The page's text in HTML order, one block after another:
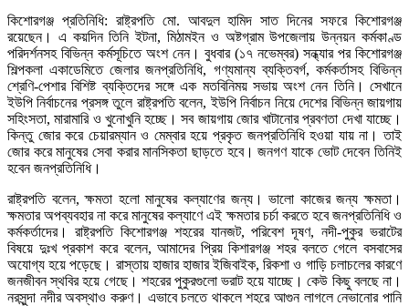
কিশোরগঞ্জ প্রতিনিধি: রাষ্ট্রপতি মো. আবদুল হামিদ সাত দিনের সফরে কিশোরগঞ্জ
রয়েছেন। এ কয়দিন তিনি ইটনা, মিঠামইন ও অষ্টগ্রাম উপজেলায় উন্নয়ন কর্মকাণ্ড
পরিদর্শনসহ বিভিন্ন কর্মসূচিতে অংশ নেন। বুধবার (১৭ নভেম্বর) সন্ধ্যার পর কিশোরগঞ্জ
শিল্পকলা একাডেমিতে জেলার জনপ্রতিনিধি, গণ্যমান্য ব্যক্তিবর্গ, কর্মকর্তাসহ বিভিন্ন
শ্রেণি-পেশার বিশিষ্ট ব্যক্তিদের সঙ্গে এক মতবিনিময় সভায় অংশ নেন তিনি। সেখানে
ইউপি নির্বাচনের প্রসঙ্গ তুলে রাষ্ট্রপতি বলেন, ইউপি নির্বাচন নিয়ে দেশের বিভিন্ন জায়গায়
সহিংসতা, মারামারি ও খুনোখুনি হচ্ছে। সব জায়গায় জোর খাটানোর প্রবণতা দেখা যাচ্ছে।
কিন্তু জোর করে চেয়ারম্যান ও মেম্বার হয়ে প্রকৃত জনপ্রতিনিধি হওয়া যায় না। তাই
জোর করে মানুষের সেবা করার মানসিকতা ছাড়তে হবে। জনগণ যাকে ভোট দেবেন তিনিই
হবেন জনপ্রতিনিধি।
রাষ্ট্রপতি বলেন, ক্ষমতা হলো মানুষের কল্যাণের জন্য। ভালো কাজের জন্য ক্ষমতা।
ক্ষমতার অপব্যবহার না করে মানুষের কল্যাণে এই ক্ষমতার চর্চা করতে হবে জনপ্রতিনিধি ও
কর্মকর্তাদের। রাষ্ট্রপতি কিশোরগঞ্জ শহরের যানজট, পরিবেশ দূষণ, নদী-পুকুর ভরাটের
বিষয়ে দুঃখ প্রকাশ করে বলেন, আমাদের প্রিয় কিশারগঞ্জ শহর বলতে গেলে বসবাসের
অযোগ্য হয়ে পড়েছে। রাস্তায় হাজার হাজার ইজিবাইক, রিকশা ও গাড়ি চলাচলের কারণে
জনজীবন স্থবির হয়ে গেছে। শহরের পুকুরগুলো ভরাট হয়ে যাচ্ছে। কেউ কিছু বলছে না।
নরসুন্দা নদীর অবস্থাও করুণ। এভাবে চলতে থাকলে শহরে আগুন লাগলে নেভানোর পানি